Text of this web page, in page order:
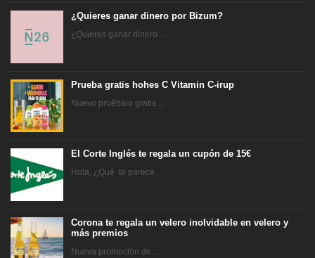
¿Quieres ganar dinero por Bizum?
¿Quieres ganar dinero ...
Prueba gratis hohes C Vitamin C-irup
Nuevo pruébalo gratis ...
El Corte Inglés te regala un cupón de 15€
Hola, ¿Qué te parece ...
Corona te regala un velero inolvidable en velero y
más premios
Nueva promoción de ...